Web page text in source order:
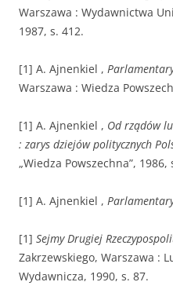
Warszawa : Wydawnictwa
1987, s. 412.
[1] A. Ajnenkiel ,
Warszawa : Wiedza
[1] A. Ajnenkiel , Od rządów
: zarys dziejów politycznych
„Wiedza Powszechna”, 1986,
[1] A. Ajnenkiel ,
[1] Sejmy Drugiej
Zakrzewskiego, Warszawa :
Wydawnicza, 1990, s. 87.